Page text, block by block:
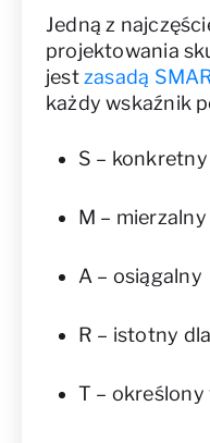
Jedną z
projektowania
jestzasadą
każdy wskaźnik
S – konkretny
M – mierzalny
A – osiągalny
R – istotny
T – określony